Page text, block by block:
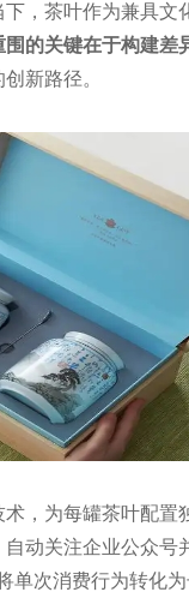
，茶叶作为兼具
的关键在于构建差
新路径。
，为每罐茶叶配
动关注企业公众
单次消费行为转化为